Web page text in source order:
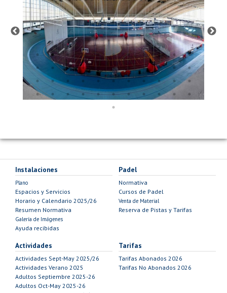
Instalaciones
Plano
Espacios y Servicios
Horario y Calendario 2025/26
Resumen Normativa
Galería de Imágenes
Ayuda recibidas
Padel
Normativa
Cursos de Padel
Venta de Material
Reserva de Pistas y Tarifas
Actividades
Actividades Sept-May 2025/26
Actividades Verano 2025
Adultos Septiembre 2025-26
Adultos Oct-May 2025-26
Tarifas
Tarifas Abonados 2026
Tarifas No Abonados 2026